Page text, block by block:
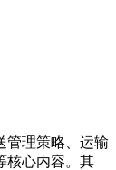
管理策略、运输
核心内容。其